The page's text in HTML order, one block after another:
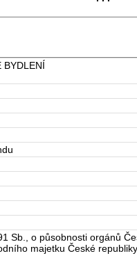
BYDLENÍ
Sb., o působnosti orgánů
majetku České
"náhradě